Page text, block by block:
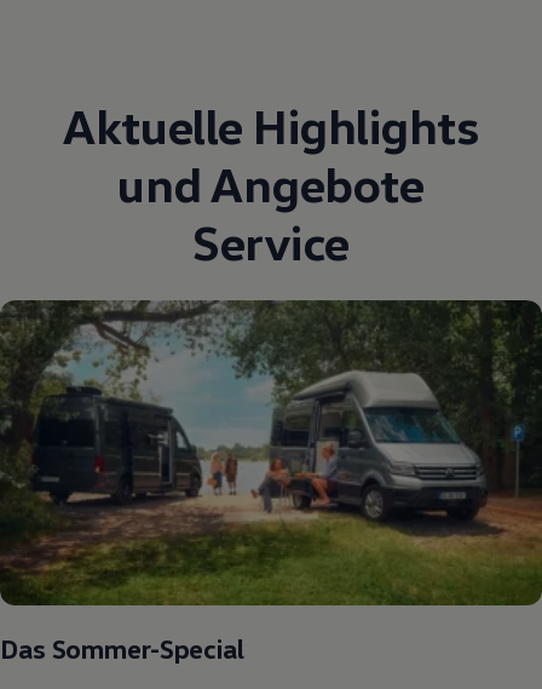
Aktuelle Highlights
und Angebote
Service
Das Sommer-Special